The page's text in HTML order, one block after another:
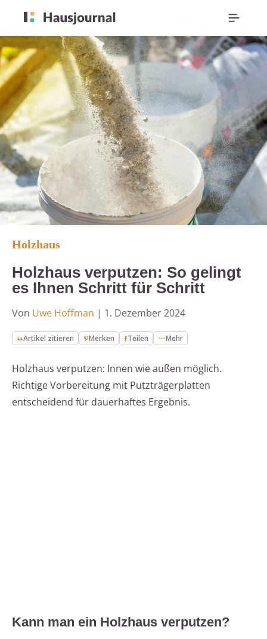
Holzhaus
Holzhaus verputzen: So gelingt
es Ihnen Schritt für Schritt
Von Uwe Hoffman | 1. Dezember 2024
Artikel zitieren Merken Teilen Mehr
Holzhaus verputzen: Innen wie außen möglich.
Richtige Vorbereitung mit Putzträgerplatten
entscheidend für dauerhaftes Ergebnis.
Kann man ein Holzhaus verputzen?